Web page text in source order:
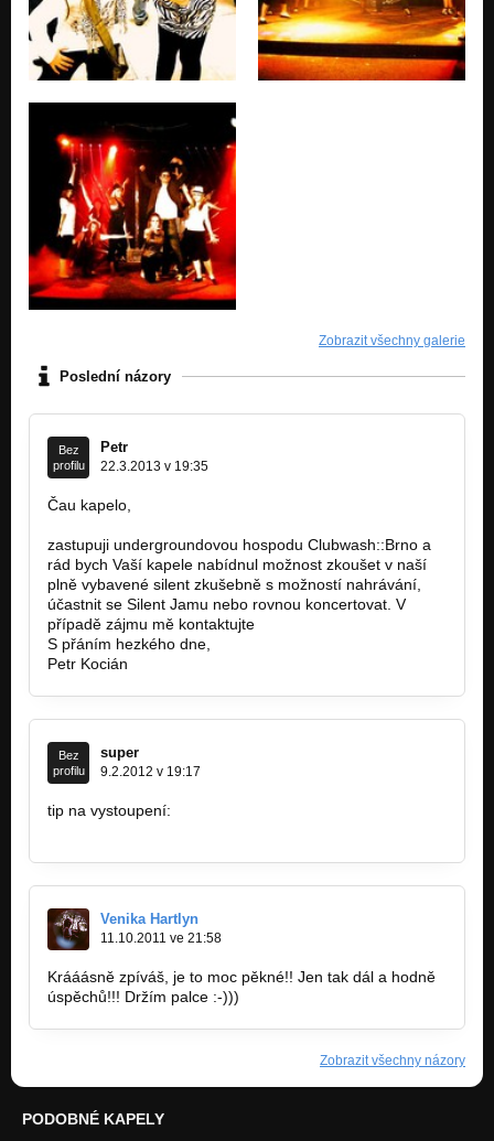
Zobrazit všechny galerie
Poslední názory
Bez
profilu
Petr
22.3.2013 v 19:35
Čau kapelo,
zastupuji undergroundovou hospodu Clubwash::Brno a
rád bych Vaší kapele nabídnul možnost zkoušet v naší
plně vybavené silent zkušebně s možností nahrávání,
účastnit se Silent Jamu nebo rovnou koncertovat. V
případě zájmu mě kontaktujte
S přáním hezkého dne,
Petr Kocián
Bez
profilu
super
9.2.2012 v 19:17
tip na vystoupení:
Venika Hartlyn
11.10.2011 ve 21:58
Krááásně zpíváš, je to moc pěkné!! Jen tak dál a hodně
úspěchů!!! Držím palce :-)))
Zobrazit všechny názory
PODOBNÉ KAPELY